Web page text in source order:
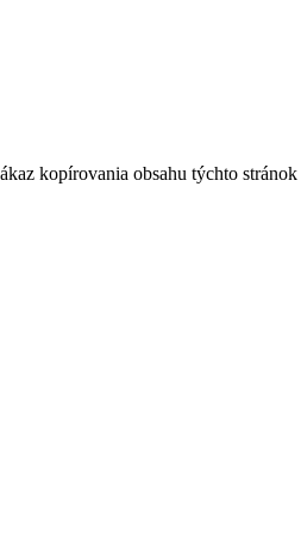
kopírovania obsahu týchto stránok